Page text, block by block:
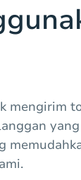
mengirim